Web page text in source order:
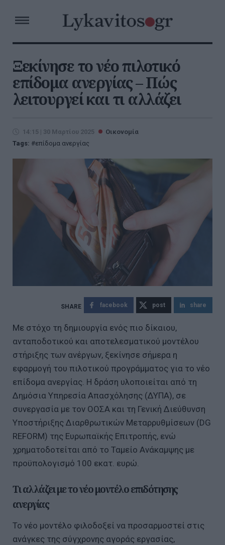
Ξεκίνησε το νέο πιλοτικό
επίδομα ανεργίας – Πώς
λειτουργεί και τι αλλάζει
14:15 | 30 Μαρτίου 2025
Οικονομία
Tags:
επίδομα ανεργίας
facebook post share
Με στόχο τη δημιουργία ενός πιο δίκαιου,
ανταποδοτικού και αποτελεσματικού μοντέλου
στήριξης των ανέργων, ξεκίνησε σήμερα η
εφαρμογή του πιλοτικού προγράμματος για το νέο
επίδομα ανεργίας. Η δράση υλοποιείται από τη
Δημόσια Υπηρεσία Απασχόλησης (ΔΥΠΑ), σε
συνεργασία με τον ΟΟΣΑ και τη Γενική Διεύθυνση
Υποστήριξης Διαρθρωτικών Μεταρρυθμίσεων (DG
REFORM) της Ευρωπαϊκής Επιτροπής, ενώ
χρηματοδοτείται από το Ταμείο Ανάκαμψης με
προϋπολογισμό 100 εκατ. ευρώ.
Τι αλλάζει με το νέο μοντέλο επιδότησης
ανεργίας
Το νέο μοντέλο φιλοδοξεί να προσαρμοστεί στις
ανάγκες της σύγχρονης αγοράς εργασίας,